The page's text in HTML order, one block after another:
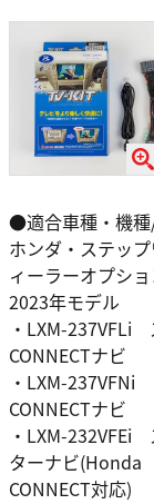
●適合車種・機
ホンダ・ステッ
ィーラーオプシ
2023年モデル
・LXM-237VFLi
CONNECTナビ
・LXM-
CONNECTナビ
・LXM-232VFEi
ターナビ(Honda
CONNECT対応)